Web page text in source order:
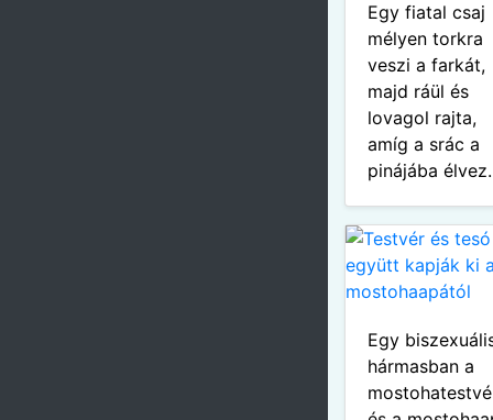
Egy fiatal csaj
mélyen torkra
veszi a farkát,
majd ráül és
lovagol rajta,
amíg a srác a
pinájába élvez.
Egy
hármasban a